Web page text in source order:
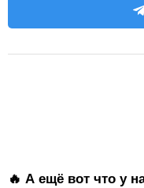
🔥 А ещё вот что у